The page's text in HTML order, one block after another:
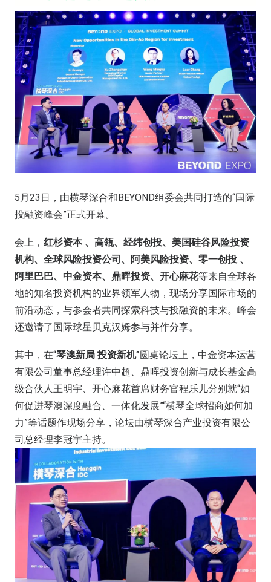
5月23日，由横琴深合和BEYOND组委会共同打造的“国际
投融资峰会”正式开幕。
会上， 红杉资本 、高瓴、经纬创投、美国硅谷风险投资
机构、全球风险投资公司、阿美风险投资、零一创投 、
阿里巴巴、中金资本、鼎晖投资、开心麻花等来自全球各
地的知名投资机构的业界领军人物，现场分享国际市场的
前沿动态，与参会者共同探索科技与投融资的未来。峰会
还邀请了国际球星贝克汉姆参与并作分享。
其中，在“琴澳新局 投资新机”圆桌论坛上，中金资本运营
有限公司董事总经理许中超、鼎晖投资创新与成长基金高
级合伙人王明宇、开心麻花首席财务官程乐儿分别就“如
何促进琴澳深度融合、一体化发展”“横琴全球招商如何加
力”等话题作现场分享，论坛由横琴深合产业投资有限公
司总经理李冠宇主持。